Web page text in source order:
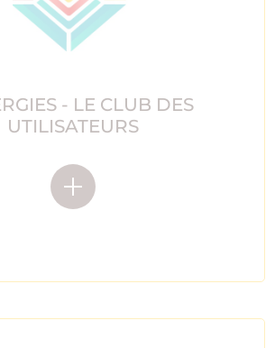
- LE CLUB DES
UTILISATEURS